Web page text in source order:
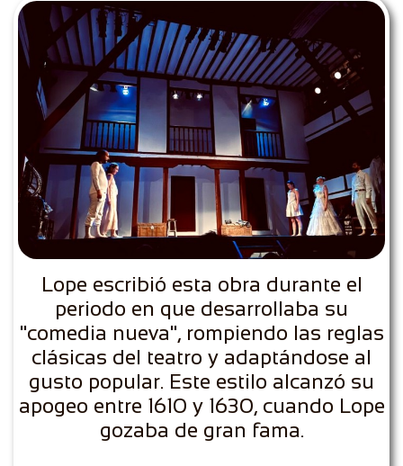
Lope escribió esta obra durante el
periodo en que desarrollaba su
"comedia nueva", rompiendo las reglas
clásicas del teatro y adaptándose al
gusto popular. Este estilo alcanzó su
apogeo entre 1610 y 1630, cuando Lope
gozaba de gran fama.